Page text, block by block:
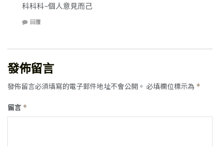
科科科~個人意見而己
回覆
發佈留言
發佈留言必須填寫的電子郵件地址不會公開。 必填欄位標示為 *
留言 *